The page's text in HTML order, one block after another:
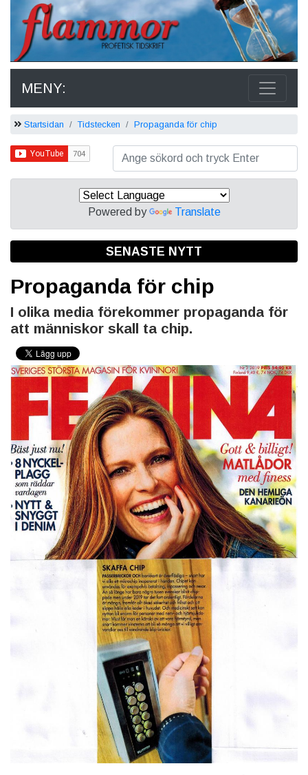
MENY:
Startsidan Tidstecken Propaganda för chip
Powered by Translate
SENASTE NYTT
Propaganda för chip
I olika media förekommer propaganda för
att människor skall ta chip.